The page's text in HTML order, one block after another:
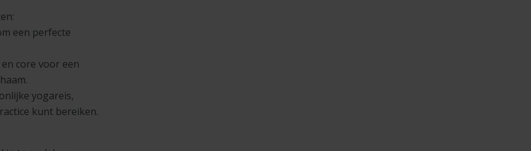
een perfecte
core voor een
yogareis,
kunt bereiken.